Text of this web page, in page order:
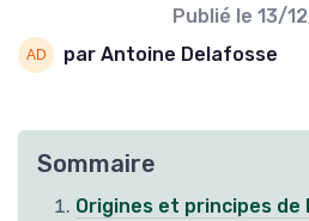
Publié le 13/
par Antoine Delafosse
Sommaire
Origines et principes de